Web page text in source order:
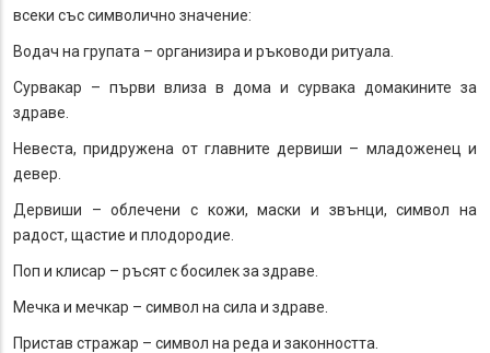
всеки със символично значение:
Водач на групата – организира и ръководи ритуала.
Сурвакар – първи влиза в дома и сурвака домакините за
здраве.
Невеста, придружена от главните дервиши – младоженец и
девер.
Дервиши – облечени с кожи, маски и звънци, символ на
радост, щастие и плодородие.
Поп и клисар – ръсят с босилек за здраве.
Мечка и мечкар – символ на сила и здраве.
Пристав стражар – символ на реда и законността.